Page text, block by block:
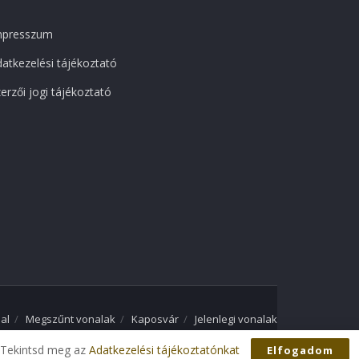
tájékoztató
jogi tájékoztató
Megszűnt vonalak Kaposvár Jelenlegi vonalak
meg az Adatkezelési tájékoztatónkat Elfogadom